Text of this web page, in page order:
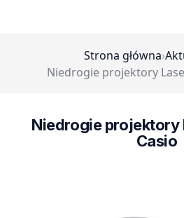
Strona główna›
Niedrogie projektory
Niedrogie projektory
Casio